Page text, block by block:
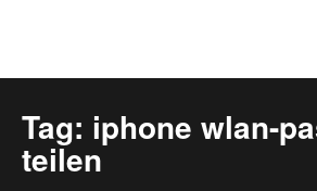
Tag: iphone wlan-
teilen